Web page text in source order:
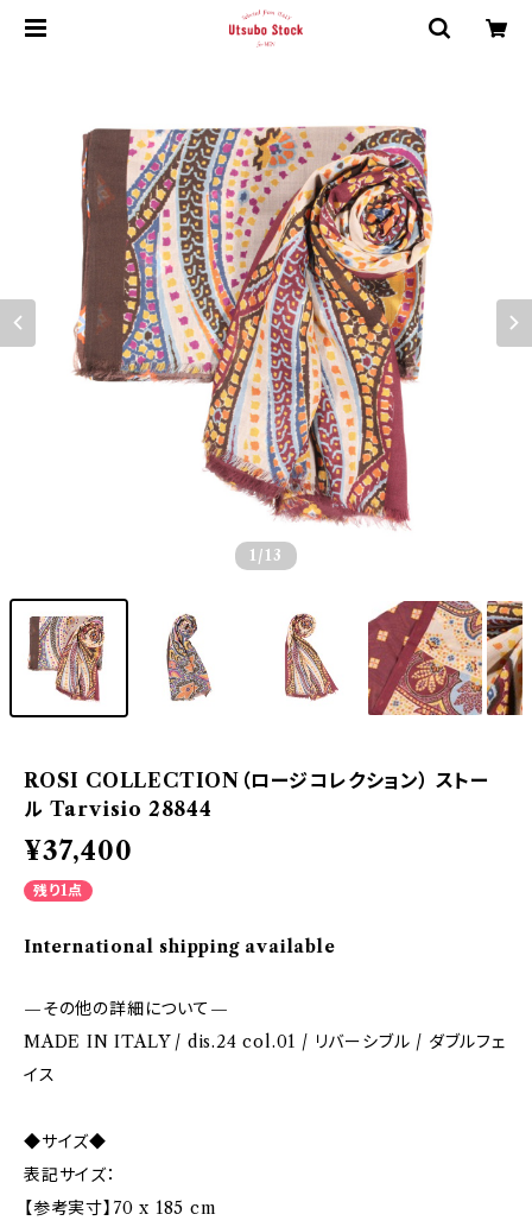
1 /13
ROSI COLLECTION（ロージコレクション） ストー
ル Tarvisio 28844
¥37,400
残り1点
International shipping available
—その他の詳細について—
MADE IN ITALY / dis.24 col.01 / リバーシブル / ダブルフェ
イス
◆サイズ◆
表記サイズ：
【参考実寸】70 x 185 cm